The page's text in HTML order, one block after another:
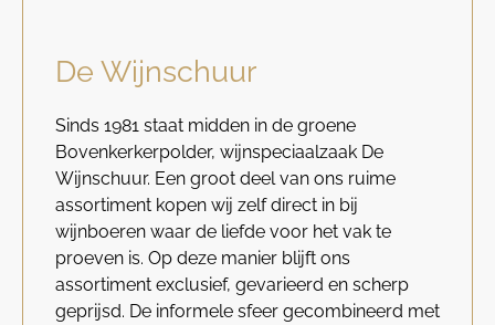
De Wijnschuur
Sinds 1981 staat midden in de groene
Bovenkerkerpolder, wijnspeciaalzaak De
Wijnschuur. Een groot deel van ons ruime
assortiment kopen wij zelf direct in bij
wijnboeren waar de liefde voor het vak te
proeven is. Op deze manier blijft ons
assortiment exclusief, gevarieerd en scherp
geprijsd. De informele sfeer gecombineerd met